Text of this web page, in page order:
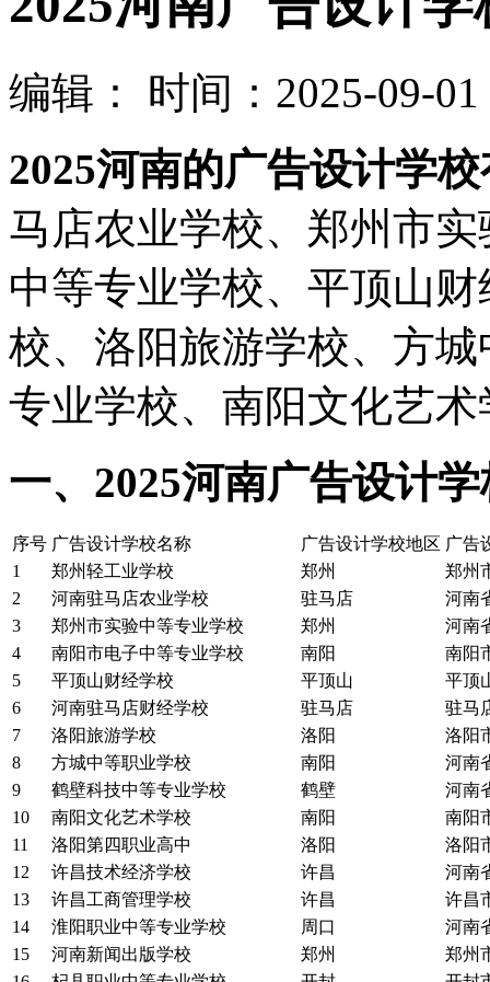
编辑：
时间：2025-09-01
2025河南的广告设计学
马店农业学校、郑州市
中等专业学校、平顶山
校、洛阳旅游学校、方
专业学校、南阳文化艺
一、2025河南广告设计
序号 广告设计学校名称 广告设计学校地区 广告
1
郑州轻工业学校 郑州
郑州
2
河南驻马店农业学校 驻马店
河南
3
郑州市实验中等专业学校 郑州
河南
4
南阳市电子中等专业学校 南阳
南阳
5
平顶山财经学校 平顶山
平顶
6
河南驻马店财经学校 驻马店
驻马
7
洛阳旅游学校 洛阳
洛阳
8
方城中等职业学校 南阳
河南
9
鹤壁科技中等专业学校 鹤壁
河南
10
南阳文化艺术学校 南阳
南阳
11
洛阳第四职业高中 洛阳
洛阳
12
许昌技术经济学校 许昌
河南
13
许昌工商管理学校 许昌
许昌
14
淮阳职业中等专业学校 周口
河南
15
河南新闻出版学校 郑州
郑州